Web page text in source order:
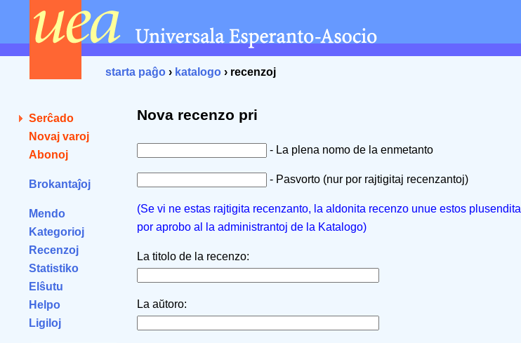
starta paĝo › katalogo › recenzoj
Serĉado
Novaj varoj
Abonoj
Brokantaĵoj
Mendo
Kategorioj
Recenzoj
Statistiko
Elŝutu
Helpo
Ligiloj
Nova recenzo pri
- La plena nomo de la enmetanto
- Pasvorto (nur por rajtigitaj recenzantoj)
(Se vi ne estas rajtigita recenzanto, la aldonita recenzo unue estos plusendita
por aprobo al la administrantoj de la Katalogo)
La titolo de la recenzo:
La aŭtoro: